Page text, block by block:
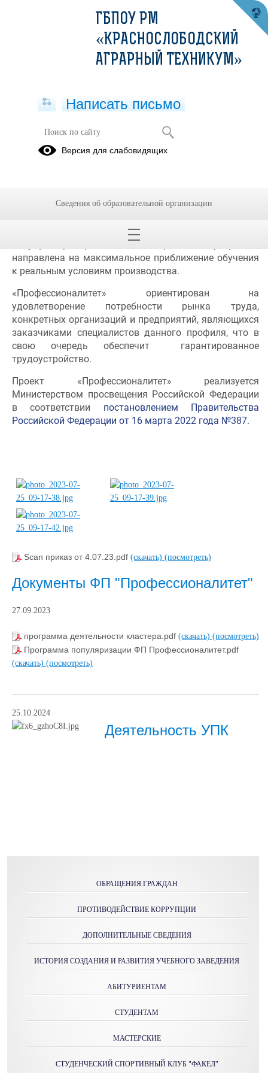
Профессионалитет
образовательная программа в колледжах и
высококвалифицированным специалистом на
ведущих предприятиях твоего региона, Программа
направлена на максимальное приближение обучения
к реальным условиям производства.
«Профессионалитет» ориентирован на
удовлетворение потребности рынка труда,
конкретных организаций и предприятий, являющихся
заказчиками специалистов данного профиля, что в
свою очередь обеспечит гарантированное
трудоустройство.
Проект «Профессионалитет» реализуется
Министерством просвещения Российской Федерации
в соответствии постановлением Правительства
Российской Федерации от 16 марта 2022 года №387.
Scan приказ от 4.07.23.pdf (скачать) (посмотреть)
Документы ФП "Профессионалитет"
27.09.2023
программа деятельности кластера.pdf (скачать) (посмотреть)
Программа популяризации ФП Профессионалитет.pdf
(скачать) (посмотреть)
25.10.2024
Деятельность УПК
ОБРАЩЕНИЯ ГРАЖДАН
ПРОТИВОДЕЙСТВИЕ КОРРУПЦИИ
ДОПОЛНИТЕЛЬНЫЕ СВЕДЕНИЯ
ИСТОРИЯ СОЗДАНИЯ И РАЗВИТИЯ УЧЕБНОГО ЗАВЕДЕНИЯ
АБИТУРИЕНТАМ
СТУДЕНТАМ
МАСТЕРСКИE
СТУДЕНЧЕСКИЙ СПОРТИВНЫЙ КЛУБ "ФАКЕЛ"
ГБПОУ РМ
«КРАСНОСЛОБОДСКИЙ
АГРАРНЫЙ ТЕХНИКУМ»
Написать письмо
Версия для слабовидящих
Сведения об образовательной организации